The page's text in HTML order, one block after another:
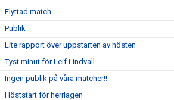
Flyttad match
Publik
Lite rapport över uppstarten av hösten
Tyst minut för Leif Lindvall
Ingen publik på våra matcher!!
Höststart för herrlagen